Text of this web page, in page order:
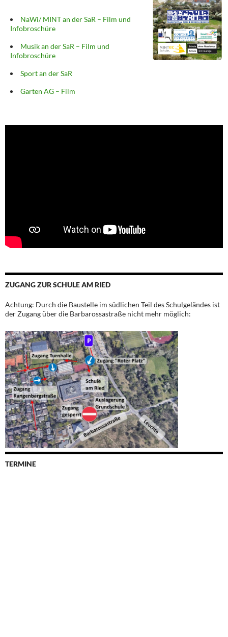
NaWi/ MINT an der SaR – Film und
Infobroschüre
Musik an der SaR – Film und
Infobroschüre
Sport an der SaR
Garten AG – Film
ZUGANG ZUR SCHULE AM RIED
Achtung: Durch die Baustelle im südlichen Teil des Schulgeländes ist
der Zugang über die Barbarossastraße nicht mehr möglich:
TERMINE